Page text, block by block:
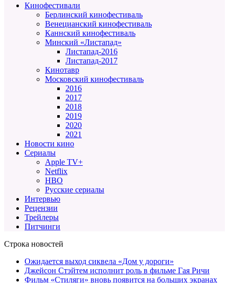
Кинофестивали
Берлинский кинофестиваль
Венецианский кинофестиваль
Каннский кинофестиваль
Минский «Листапад»
Листапад-2016
Листапад-2017
Кинотавр
Московский кинофестиваль
2016
2017
2018
2019
2020
2021
Новости кино
Сериалы
Apple TV+
Netflix
HBO
Русские сериалы
Интервью
Рецензии
Трейлеры
Питчинги
Строка новостей
Ожидается выход сиквела «Дом у дороги»
Джейсон Стэйтем исполнит роль в фильме Гая Ричи
Фильм «Стиляги» вновь появится на больших экранах